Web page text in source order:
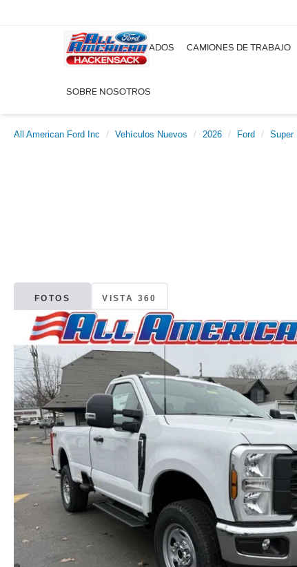
NUEVOS USADOS CAMIONES DE TRABAJO
SOBRE NOSOTROS
All American Ford Inc Vehículos Nuevos 2026 Ford Super
FOTOS VISTA 360